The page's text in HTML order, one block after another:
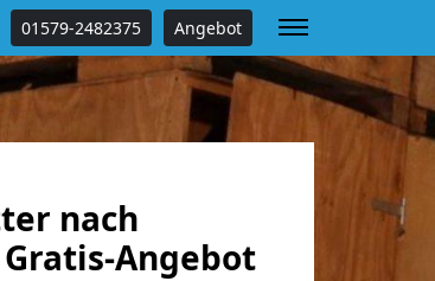
01579-2482375 Angebot
nach
Angebot